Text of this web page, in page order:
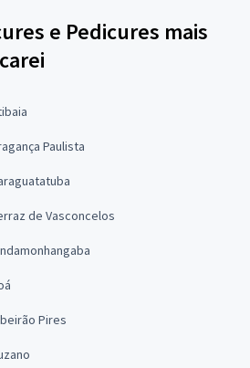
e Pedicures mais
Paulista
de Vasconcelos
Pires